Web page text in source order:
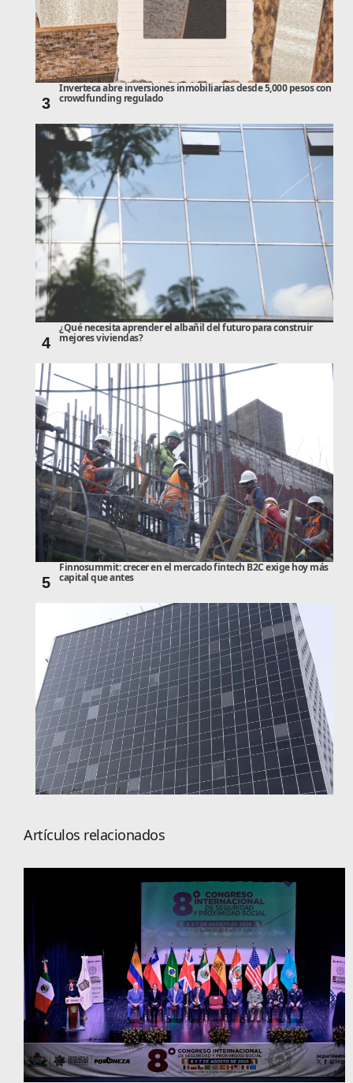
3
Inverteca abre inversiones inmobiliarias desde 5,000 pesos con
crowdfunding regulado
4
¿Qué necesita aprender el albañil del futuro para construir
mejores viviendas?
5
Finnosummit: crecer en el mercado fintech B2C exige hoy más
capital que antes
Artículos relacionados